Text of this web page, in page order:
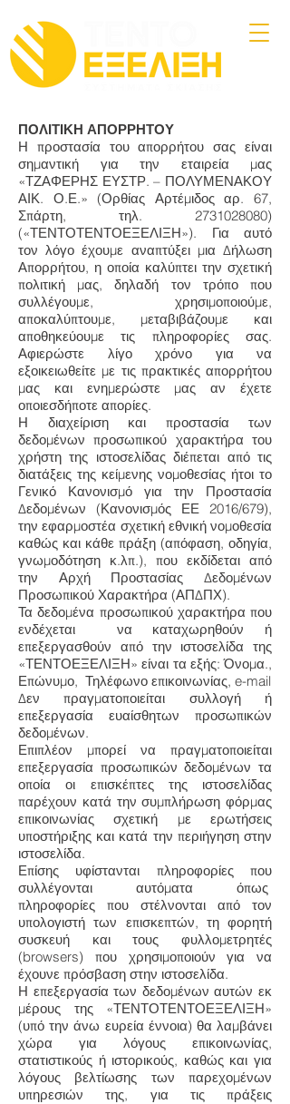
ΠΟΛΙΤΙΚΗ ΑΠΟΡΡΗΤΟΥ
Η προστασία του απορρήτου σας είναι
σημαντική για την εταιρεία μας
«ΤΖΑΦΕΡΗΣ ΕΥΣΤΡ. – ΠΟΛΥΜΕΝΑΚΟΥ
ΑΙΚ. Ο.Ε.» (Ορθίας Αρτέμιδος αρ. 67,
Σπάρτη, τηλ. 2731028080)
(«ΤΕΝΤΟΤΕΝΤΟΕΞΕΛΙΞΗ»). Για αυτό
τον λόγο έχουμε αναπτύξει μια Δήλωση
Απορρήτου, η οποία καλύπτει την σχετική
πολιτική μας, δηλαδή τον τρόπο που
συλλέγουμε, χρησιμοποιούμε,
αποκαλύπτουμε, μεταβιβάζουμε και
αποθηκεύουμε τις πληροφορίες σας.
Αφιερώστε λίγο χρόνο για να
εξοικειωθείτε με τις πρακτικές απορρήτου
μας και ενημερώστε μας αν έχετε
οποιεσδήποτε απορίες.
Η διαχείριση και προστασία των
δεδομένων προσωπικού χαρακτήρα του
χρήστη της ιστοσελίδας διέπεται από τις
διατάξεις της κείμενης νομοθεσίας ήτοι το
Γενικό Κανονισμό για την Προστασία
Δεδομένων (Κανονισμός ΕΕ 2016/679),
την εφαρμοστέα σχετική εθνική νομοθεσία
καθώς και κάθε πράξη (απόφαση, οδηγία,
γνωμοδότηση κ.λπ.), που εκδίδεται από
την Αρχή Προστασίας Δεδομένων
Προσωπικού Χαρακτήρα (ΑΠΔΠΧ).
Τα δεδομένα προσωπικού χαρακτήρα που
ενδέχεται να καταχωρηθούν ή
επεξεργασθούν από την ιστοσελίδα της
«ΤΕΝΤΟΕΞΕΛΙΞΗ» είναι τα εξής: Όνομα.,
Επώνυμο, Τηλέφωνο επικοινωνίας, e-mail
Δεν πραγματοποιείται συλλογή ή
επεξεργασία ευαίσθητων προσωπικών
δεδομένων.
Επιπλέον μπορεί να πραγματοποιείται
επεξεργασία προσωπικών δεδομένων τα
οποία οι επισκέπτες της ιστοσελίδας
παρέχουν κατά την συμπλήρωση φόρμας
επικοινωνίας σχετική με ερωτήσεις
υποστήριξης και κατά την περιήγηση στην
ιστοσελίδα.
Επίσης υφίστανται πληροφορίες που
συλλέγονται αυτόματα όπως
πληροφορίες που στέλνονται από τον
υπολογιστή των επισκεπτών, τη φορητή
συσκευή και τους φυλλομετρητές
(browsers) που χρησιμοποιούν για να
έχουνε πρόσβαση στην ιστοσελίδα.
Η επεξεργασία των δεδομένων αυτών εκ
μέρους της «ΤΕΝΤΟΤΕΝΤΟΕΞΕΛΙΞΗ»
(υπό την άνω ευρεία έννοια) θα λαμβάνει
χώρα για λόγους επικοινωνίας,
στατιστικούς ή ιστορικούς, καθώς και για
λόγους βελτίωσης των παρεχομένων
υπηρεσιών της, για τις πράξεις